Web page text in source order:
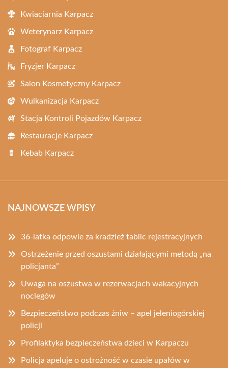
Kwiaciarnia Karpacz
Weterynarz Karpacz
Fotograf Karpacz
Fryzjer Karpacz
Salon Kosmetyczny Karpacz
Wulkanizacja Karpacz
Stacja Kontroli Pojazdów Karpacz
Restauracje Karpacz
Kebab Karpacz
NAJNOWSZE WPISY
36-latka odpowie za kradzież tablic rejestracyjnych
Ostrzeżenie przed oszustami działającymi metodą „na
policjanta”
Uwaga na oszustwa w rezerwacjach wakacyjnych
noclegów
Bezpieczeństwo podczas żniw – apel jeleniogórskiej
policji
Profilaktyka bezpieczeństwa dzieci w Karpaczu
Policja apeluje o ostrożność w czasie upałów w